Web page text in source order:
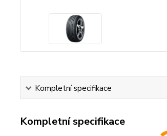
Kompletní specifikace
Kompletní specifikace